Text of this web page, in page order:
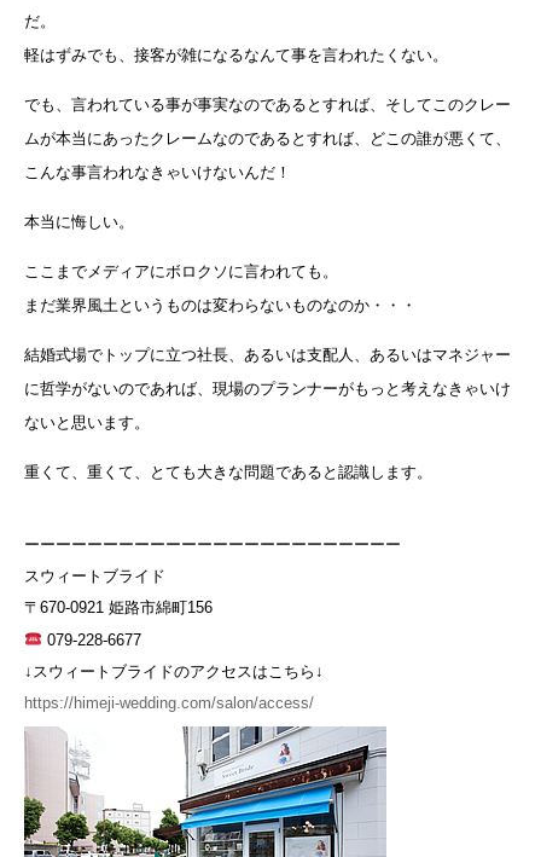
だ。
軽はずみでも、接客が雑になるなんて事を言われたくない。
でも、言われている事が事実なのであるとすれば、そしてこのクレー
ムが本当にあったクレームなのであるとすれば、どこの誰が悪くて、
こんな事言われなきゃいけないんだ！
本当に悔しい。
ここまでメディアにボロクソに言われても。
まだ業界風土というものは変わらないものなのか・・・
結婚式場でトップに立つ社長、あるいは支配人、あるいはマネジャー
に哲学がないのであれば、現場のプランナーがもっと考えなきゃいけ
ないと思います。
重くて、重くて、とても大きな問題であると認識します。
ーーーーーーーーーーーーーーーーーーーーーーーー
スウィートブライド
〒670-0921 姫路市綿町156
079-228-6677
↓スウィートブライドのアクセスはこちら↓
https://himeji-wedding.com/salon/access/